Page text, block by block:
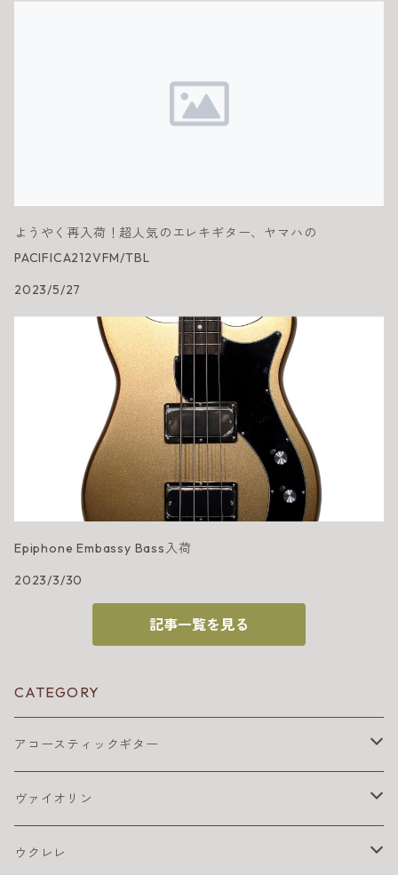
ようやく再入荷！超人気のエレキギター、ヤマハの
PACIFICA212VFM/TBL
2023/5/27
Epiphone Embassy Bass入荷
2023/3/30
記事一覧を見る
CATEGORY
アコースティックギター
アコギ アクセサリ
アコギ チューナー
アコギ アンプ
ヴァイオリン
バイオリン弦
ウクレレ